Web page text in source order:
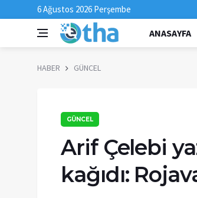
6 Ağustos 2026 Perşembe
ANASAYFA
HABER GÜNCEL
GÜNCEL
Arif Çelebi
kağıdı: